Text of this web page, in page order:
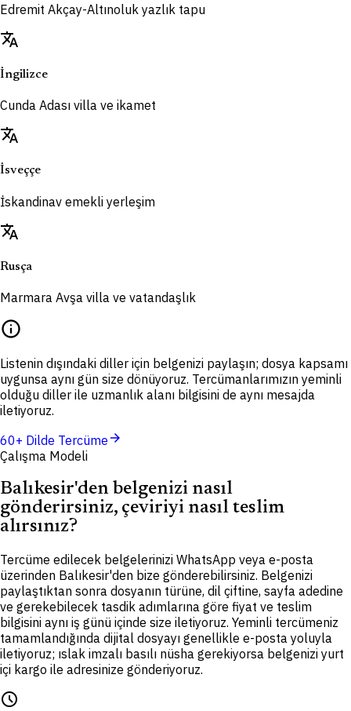
Edremit Akçay-Altınoluk yazlık tapu
translate
İngilizce
Cunda Adası villa ve ikamet
translate
İsveççe
İskandinav emekli yerleşim
translate
Rusça
Marmara Avşa villa ve vatandaşlık
info
Listenin dışındaki diller için belgenizi paylaşın; dosya kapsamı
uygunsa aynı gün size dönüyoruz. Tercümanlarımızın yeminli
olduğu diller ile uzmanlık alanı bilgisini de aynı mesajda
iletiyoruz.
60+ Dilde Tercüme arrow_forward
Çalışma Modeli
Balıkesir'den belgenizi nasıl
gönderirsiniz, çeviriyi nasıl teslim
alırsınız?
Tercüme edilecek belgelerinizi WhatsApp veya e-posta
üzerinden Balıkesir'den bize gönderebilirsiniz. Belgenizi
paylaştıktan sonra dosyanın türüne, dil çiftine, sayfa adedine
ve gerekebilecek tasdik adımlarına göre fiyat ve teslim
bilgisini aynı iş günü içinde size iletiyoruz. Yeminli tercümeniz
tamamlandığında dijital dosyayı genellikle e-posta yoluyla
iletiyoruz; ıslak imzalı basılı nüsha gerekiyorsa belgenizi yurt
içi kargo ile adresinize gönderiyoruz.
schedule